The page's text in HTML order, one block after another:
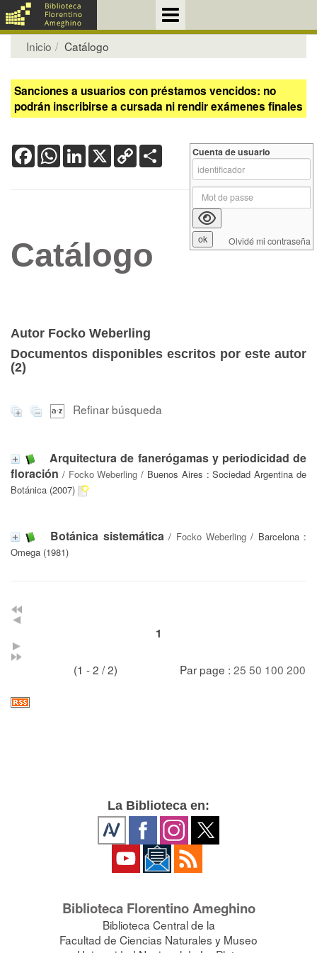
Inicio Catálogo
Sanciones a usuarios con préstamos vencidos: no
podrán inscribirse a cursada ni rendir exámenes finales
FacebookWhatsApp
LinkedIn
X Copy
Link
Catálogo
Autor Focko Weberling
Documentos disponibles escritos por este autor
(2)
Refinar búsqueda
Arquitectura de fanerógamas y periodicidad de
floración / Focko Weberling / Buenos Aires : Sociedad Argentina de
Botánica (2007)
Botánica sistemática/ Focko Weberling/ Barcelona :
Omega (1981)
1
(1 - 2 / 2) Par page : 25 50 100 200
Cuenta de usuario
Olvidé mi contraseña
La Biblioteca en:
Biblioteca Florentino Ameghino
Biblioteca Central de la
Facultad de Ciencias Naturales y Museo